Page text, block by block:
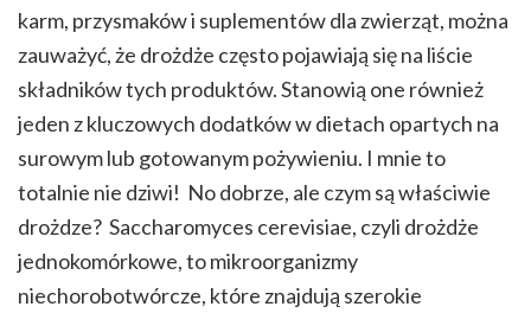
karm, przysmaków i suplementów dla zwierząt, można
zauważyć, że drożdże często pojawiają się na liście
składników tych produktów. Stanowią one również
jeden z kluczowych dodatków w dietach opartych na
surowym lub gotowanym pożywieniu. I mnie to
totalnie nie dziwi! No dobrze, ale czym są właściwie
drożdze? Saccharomyces cerevisiae, czyli drożdże
jednokomórkowe, to mikroorganizmy
niechorobotwórcze, które znajdują szerokie